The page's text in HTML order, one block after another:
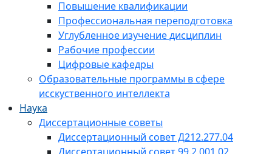
Повышение квалификации
Профессиональная переподготовка
Углубленное изучение дисциплин
Рабочие профессии
Цифровые кафедры
Образовательные программы в сфере
исскуственного интеллекта
Наука
Диссертационные советы
Диссертационный совет Д212.277.04